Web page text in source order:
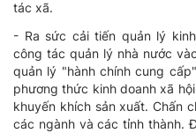
tác xã.
- Ra sức cải tiến quản lý
công tác quản lý nhà nước
quản lý "hành chính cung
phương thức kinh doanh xã
khuyến khích sản xuất. Chấn
các ngành và các tỉnh thành.